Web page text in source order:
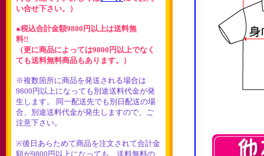
い合せ下さい。）
●税込合計金額9800円以上は送料無
料!!
（更に商品によっては9800円以上でなく
ても送料無料商品もあります。）
※複数箇所に商品を発送される場合は
9800円以上になっても別途送料代金が発
生します。 同一配送先でも別日配送の場
合、別途送料代金が発生しますので、ご
注意下さい。
※後日あらためて商品を注文されて合計金
額が9800円以上になっても、送料無料の